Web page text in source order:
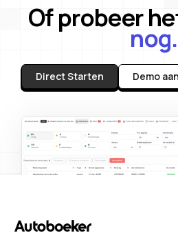
Of probeer
nog.
Direct Starten Demo